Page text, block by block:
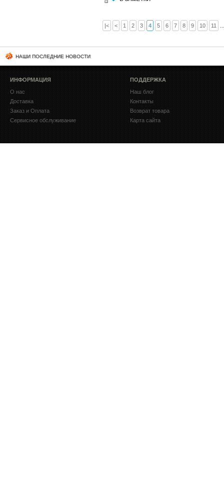
|< < 1 2 3 4 5 6 7 8 9 10 11
НАШИ ПОСЛЕДНИЕ НОВОСТИ
ИНФОРМАЦИЯ
О нас
Доставка
Заказ и Оплата
Сервисное обслуживание
ПОДДЕРЖКА
Наш блог
Контакты
Возврат товара
Карта сайта